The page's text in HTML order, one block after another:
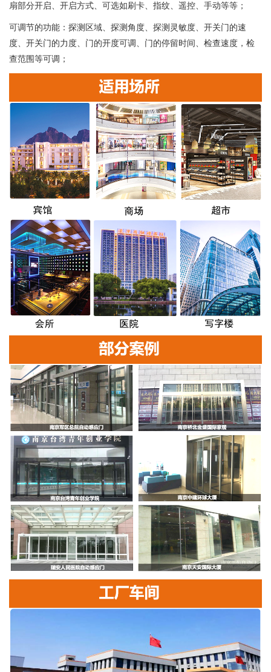
扇部分开启、开启方式、可选如刷卡、指纹、遥控、手动等等；
可调节的功能：探测区域、探测角度、探测灵敏度、开关门的速
度、开关门的力度、门的开度可调、门的停留时间、检查速度，检
查范围等可调；